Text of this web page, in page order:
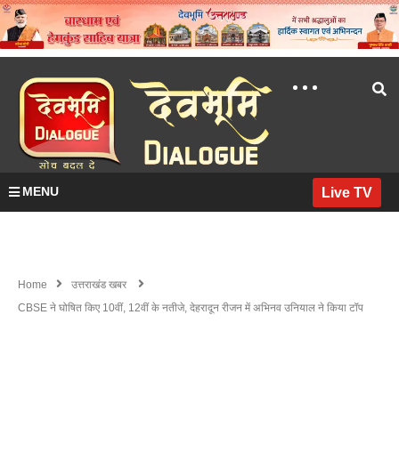
MENU Live TV
Home
उत्तराखंड खबर
CBSE ने घोषित किए 10वीं, 12वीं के नतीजे, देहरादून रीजन में अभिनव उनियाल ने किया टॉप